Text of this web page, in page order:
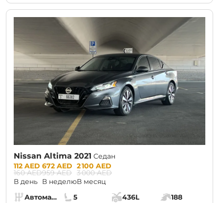
Nissan Altima 2021 Седан
CURRENT PROMOTION:
Prices:
112 AED
160 AED
В день
672 AED
959 AED
В неделю
2 100 AED
3 000 AED
В месяц
Specs: Автомат (АКПП) 5 436L 188